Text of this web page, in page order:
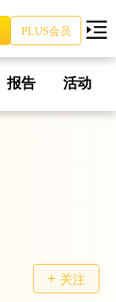
PLUS会员
报告 活动
关注